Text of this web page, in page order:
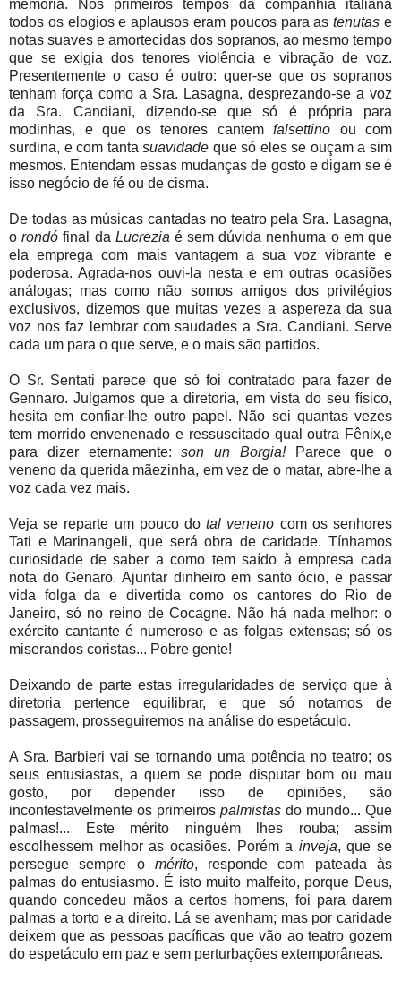
memória. Nos primeiros tempos da companhia italiana
todos os elogios e aplausos eram poucos para astenutas e
notas suaves e amortecidas dos sopranos, ao mesmo tempo
que se exigia dos tenores violência e vibração de voz.
Presentemente o caso é outro: quer-se que os sopranos
tenham força como a Sra. Lasagna, desprezando-se a voz
da Sra. Candiani, dizendo-se que só é própria para
modinhas, e que os tenores cantem falsettino ou com
surdina, e com tantasuavidade que só eles se ouçam a sim
mesmos. Entendam essas mudanças de gosto e digam se é
isso negócio de fé ou de cisma.
De todas as músicas cantadas no teatro pela Sra. Lasagna,
orondó final da Lucrezia é sem dúvida nenhuma o em que
ela emprega com mais vantagem a sua voz vibrante e
poderosa. Agrada-nos ouvi-la nesta e em outras ocasiões
análogas; mas como não somos amigos dos privilégios
exclusivos, dizemos que muitas vezes a aspereza da sua
voz nos faz lembrar com saudades a Sra. Candiani. Serve
cada um para o que serve, e o mais são partidos.
O Sr. Sentati parece que só foi contratado para fazer de
Gennaro. Julgamos que a diretoria, em vista do seu físico,
hesita em confiar-lhe outro papel. Não sei quantas vezes
tem morrido envenenado e ressuscitado qual outra Fênix,e
para dizer eternamente:son un Borgia!Parece que o
veneno da querida mãezinha, em vez de o matar, abre-lhe a
voz cada vez mais.
Veja se reparte um pouco dotal veneno com os senhores
Tati e Marinangeli, que será obra de caridade. Tínhamos
curiosidade de saber a como tem saído à empresa cada
nota do Genaro. Ajuntar dinheiro em santo ócio, e passar
vida folga da e divertida como os cantores do Rio de
Janeiro, só no reino de Cocagne. Não há nada melhor: o
exército cantante é numeroso e as folgas extensas; só os
miserandos coristas... Pobre gente!
Deixando de parte estas irregularidades de serviço que à
diretoria pertence equilibrar, e que só notamos de
passagem, prosseguiremos na análise do espetáculo.
A Sra. Barbieri vai se tornando uma potência no teatro; os
seus entusiastas, a quem se pode disputar bom ou mau
gosto, por depender isso de opiniões, são
incontestavelmente os primeiros palmistas do mundo... Que
palmas!... Este mérito ninguém lhes rouba; assim
escolhessem melhor as ocasiões. Porém a inveja, que se
persegue sempre o mérito, responde com pateada às
palmas do entusiasmo. É isto muito malfeito, porque Deus,
quando concedeu mãos a certos homens, foi para darem
palmas a torto e a direito. Lá se avenham; mas por caridade
deixem que as pessoas pacíficas que vão ao teatro gozem
do espetáculo em paz e sem perturbações extemporâneas.